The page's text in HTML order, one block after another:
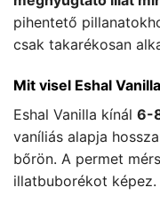
pihentető
csak takarékosan
Mit visel Eshal
Eshal Vanilla kínál 6-
vaníliás alapja
bőrön. A permet
illatbuborékot képez.